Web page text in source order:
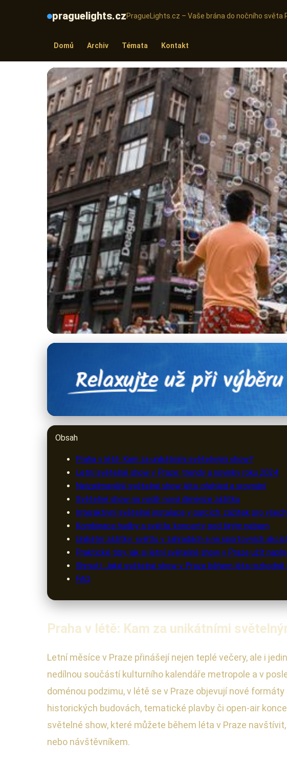
praguelights.czPragueLights.cz – Vaše brána do nočního světa
Domů Archiv Témata Kontakt
Pražské Letní Světelné
Obsah
Praha v létě: Kam za unikátními světelnými show?
Letní světelné show v Praze: trendy a novinky roku 2024
Nejzajímavější světelné show léta: přehled a srovnání
Světelné show na vodě: nová dimenze zážitku
Interaktivní světelné instalace v parcích: zážitek pro
Kombinace hudby a světla: koncerty pod širým nebem
Unikátní zážitky: světlo v zahradách a na sportovních
Praktické tipy, jak si letní světelné show v Praze užít
Shrnutí: Jaké světelné show v Praze během léta rozhodně
FAQ
Praha v létě: Kam za unikátními
Letní měsíce v Praze přinášejí nejen teplé večery, ale i
nedílnou součástí kulturního kalendáře metropole a v
doménou podzimu, v létě se v Praze objevují nové
historických budovách, tematické plavby či open-air
světelné show, které můžete během léta v Praze
nebo návštěvníkem.